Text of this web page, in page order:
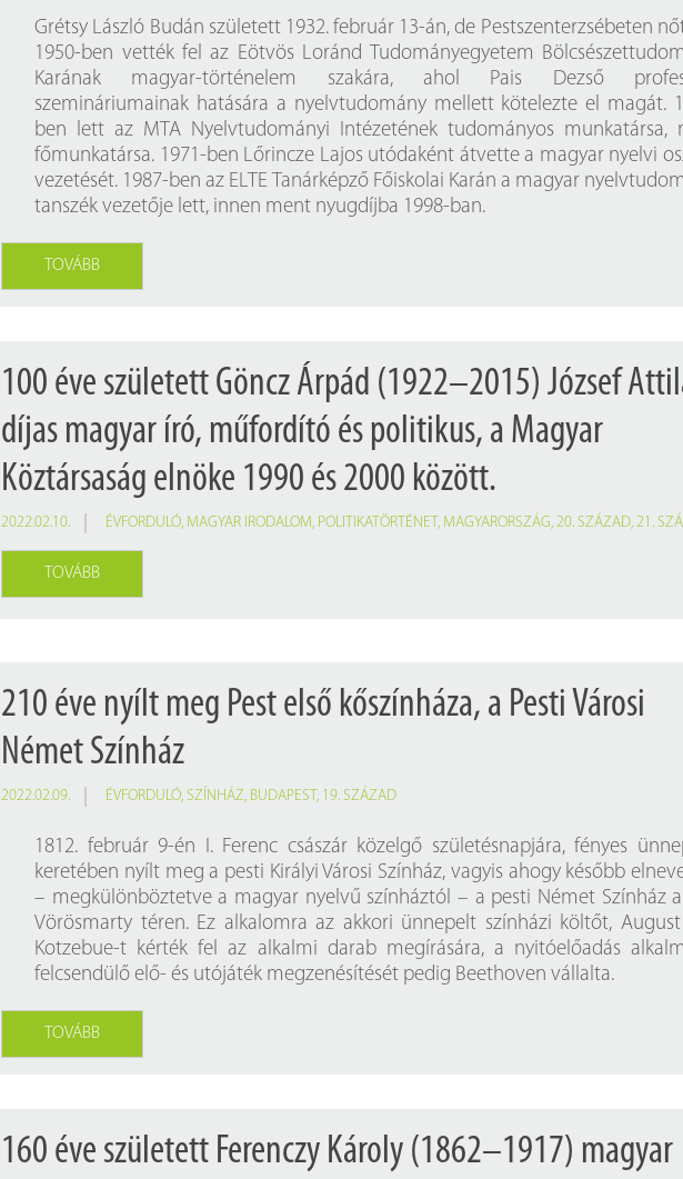
Grétsy László Budán született 1932. február 13-án, de Pestszenterzsébeten
1950-ben vették fel az Eötvös Loránd Tudományegyetem
Karának magyar-történelem szakára, ahol Pais Dezső
szemináriumainak hatására a nyelvtudomány mellett kötelezte el magát.
ben lett az MTA Nyelvtudományi Intézetének tudományos munkatársa,
főmunkatársa. 1971-ben Lőrincze Lajos utódaként átvette a magyar nyelvi
vezetését. 1987-ben az ELTE Tanárképző Főiskolai Karán a magyar
tanszék vezetője lett, innen ment nyugdíjba 1998-ban.
TOVÁBB
100 éve született Göncz Árpád (1922–2015) József
díjas magyar író, műfordító és politikus, a Magyar
Köztársaság elnöke 1990 és 2000 között.
2022.02.10. ÉVFORDULÓ, MAGYAR IRODALOM, POLITIKATÖRTÉNET, MAGYARORSZÁG,20. SZÁZAD,21.
TOVÁBB
210 éve nyílt meg Pest első kőszínháza, a Pesti Városi
Német Színház
2022.02.09. ÉVFORDULÓ,SZÍNHÁZ, BUDAPEST, 19. SZÁZAD
1812. február 9-én I. Ferenc császár közelgő születésnapjára, fényes
keretében nyílt meg a pesti Királyi Városi Színház, vagyis ahogy később
– megkülönböztetve a magyar nyelvű színháztól – a pesti Német Színház
Vörösmarty téren. Ez alkalomra az akkori ünnepelt színházi költőt,
Kotzebue-t kérték fel az alkalmi darab megírására, a nyitóelőadás
felcsendülő elő- és utójáték megzenésítését pedig Beethoven vállalta.
TOVÁBB
160 éve született Ferenczy Károly (1862–1917) magyar